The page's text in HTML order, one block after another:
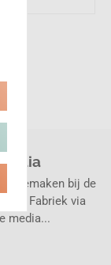
het
meemaken bij de
Fabriek via
media...